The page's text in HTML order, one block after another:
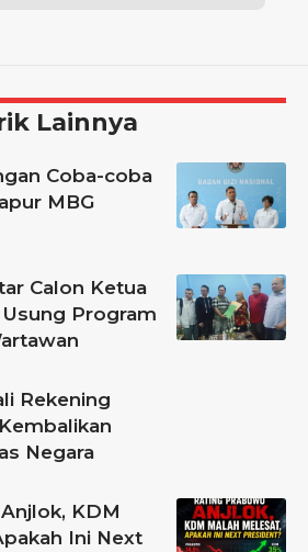
Lainnya
Coba-coba
MBG
Calon Ketua
Program
Rekening
Negara
KDM
Ini Next